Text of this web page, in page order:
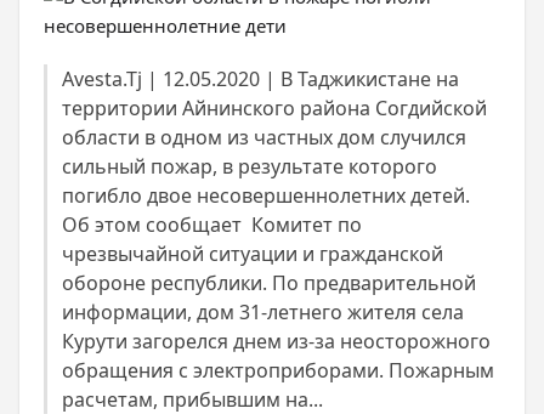
Avesta.Tj | 12.05.2020 | В Таджикистане на
территории Айнинского района Согдийской
области в одном из частных дом случился
сильный пожар, в результате которого
погибло двое несовершеннолетних детей.
Об этом сообщает Комитет по
чрезвычайной ситуации и гражданской
обороне республики. По предварительной
информации, дом 31-летнего жителя села
Курути загорелся днем из-за неосторожного
обращения с электроприборами. Пожарным
расчетам, прибывшим на...